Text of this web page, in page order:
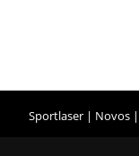
Sportlaser | Novos